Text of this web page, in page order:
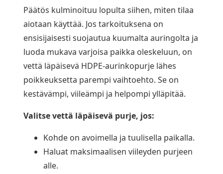
Päätös kulminoituu lopulta siihen, miten tilaa
aiotaan käyttää. Jos tarkoituksena on
ensisijaisesti suojautua kuumalta auringolta ja
luoda mukava varjoisa paikka oleskeluun, on
vettä läpäisevä HDPE-aurinkopurje lähes
poikkeuksetta parempi vaihtoehto. Se on
kestävämpi, viileämpi ja helpompi ylläpitää.
Valitse vettä läpäisevä purje, jos:
Kohde on avoimella ja tuulisella paikalla.
Haluat maksimaalisen viileyden purjeen
alle.